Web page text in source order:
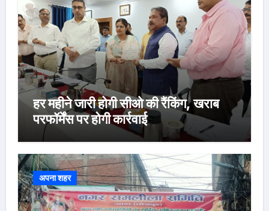
हर महीने जारी होगी सीओ की रैंकिंग, खराब
परफॉर्मेंस पर होगी कार्रवाई
अपना शहर